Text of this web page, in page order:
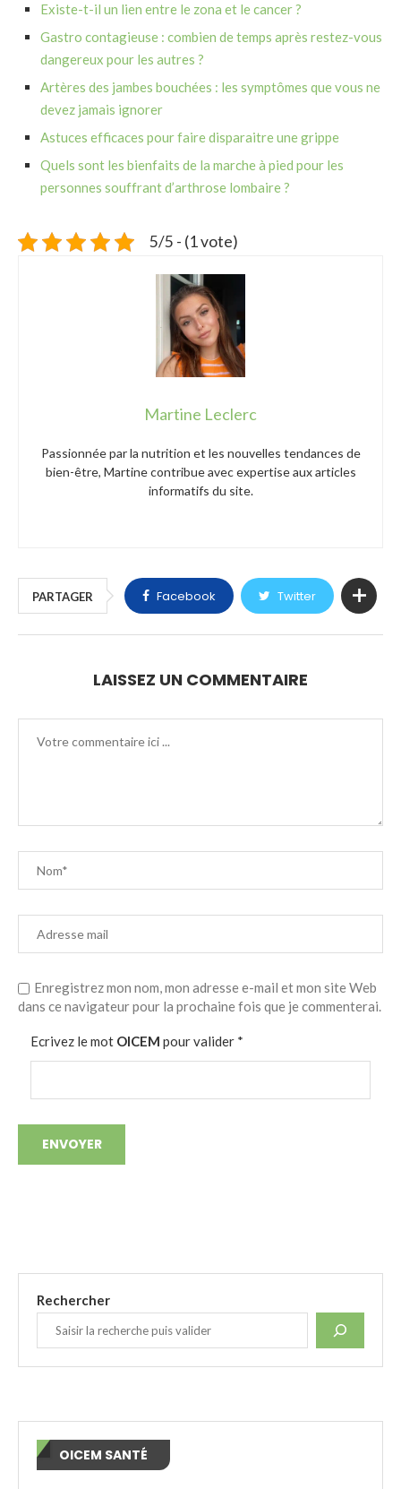
Existe-t-il un lien entre le zona et le cancer ?
Gastro contagieuse : combien de temps après restez-vous
dangereux pour les autres ?
Artères des jambes bouchées : les symptômes que vous ne
devez jamais ignorer
Astuces efficaces pour faire disparaitre une grippe
Quels sont les bienfaits de la marche à pied pour les
personnes souffrant d’arthrose lombaire ?
5/5 - (1 vote)
Martine Leclerc
Passionnée par la nutrition et les nouvelles tendances de
bien-être, Martine contribue avec expertise aux articles
informatifs du site.
PARTAGER Facebook Twitter
LAISSEZ UN COMMENTAIRE
Enregistrez mon nom, mon adresse e-mail et mon site Web
dans ce navigateur pour la prochaine fois que je commenterai.
Ecrivez le mot OICEM pour valider *
Rechercher
OICEM SANTÉ